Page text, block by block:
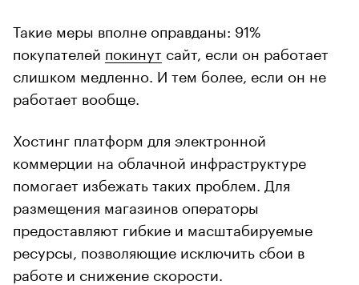
Такие меры вполне оправданы: 91%
покупателей покинут сайт, если он работает
слишком медленно. И тем более, если он не
работает вообще.
Хостинг платформ для электронной
коммерции на облачной инфраструктуре
помогает избежать таких проблем. Для
размещения магазинов операторы
предоставляют гибкие и масштабируемые
ресурсы, позволяющие исключить сбои в
работе и снижение скорости.